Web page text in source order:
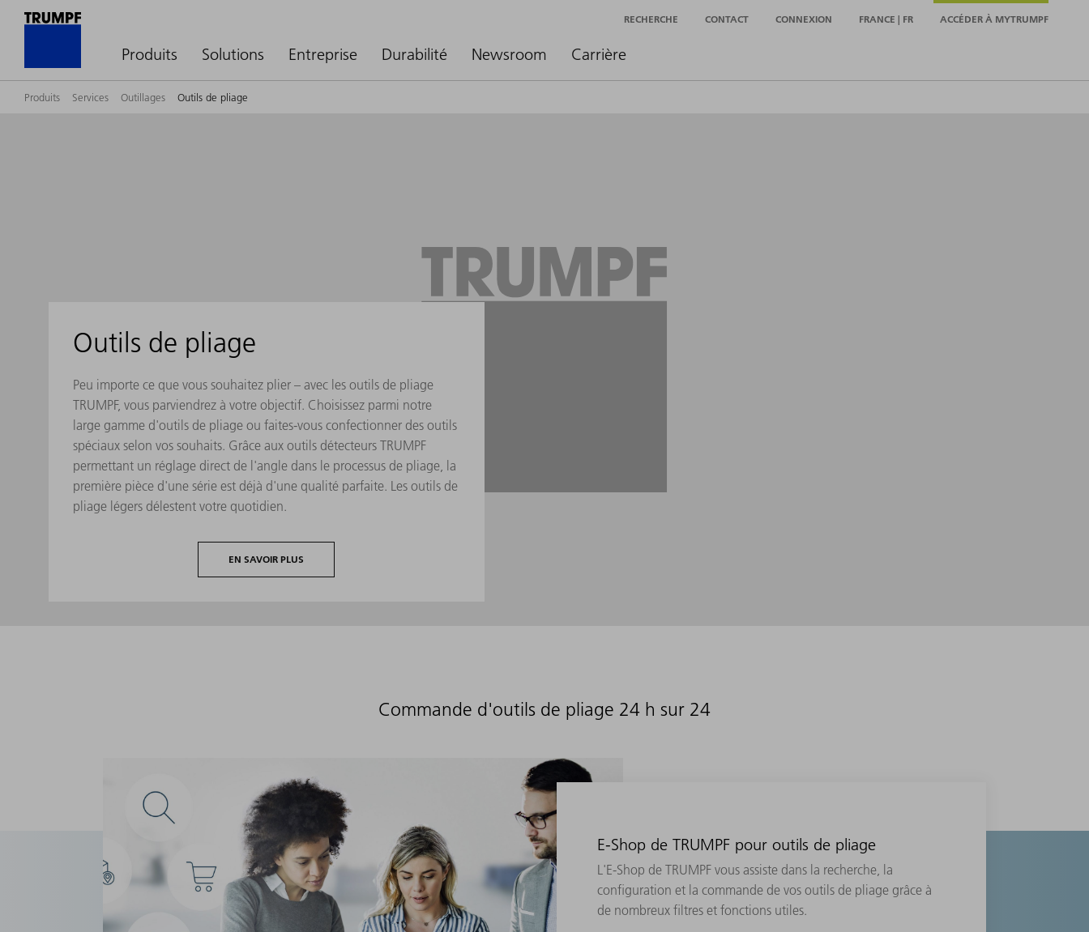
Produits Solutions Entreprise Durabilité Newsroom Carrière
RECHERCHE CONTACT CONNEXION FRANCE | FR ACCÉDER À MYTRUMPF
Produits Services Outillages Outils de pliage
Outils de pliage
Peu importe ce que vous souhaitez plier – avec les outils de pliage
TRUMPF, vous parviendrez à votre objectif. Choisissez parmi notre
large gamme d'outils de pliage ou faites-vous confectionner des outils
spéciaux selon vos souhaits. Grâce aux outils détecteurs TRUMPF
permettant un réglage direct de l'angle dans le processus de pliage, la
première pièce d'une série est déjà d'une qualité parfaite. Les outils de
pliage légers délestent votre quotidien.
EN SAVOIR PLUS
Commande d'outils de pliage 24 h sur 24
E-Shop de TRUMPF pour outils de pliage
L'E-Shop de TRUMPF vous assiste dans la recherche, la
configuration et la commande de vos outils de pliage grâce à
de nombreux filtres et fonctions utiles.